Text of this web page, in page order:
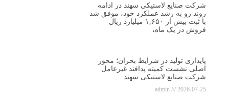
شرکت صنایع لاستیکی سهند در ادامه
روند رو به رشد عملکرد خود، موفق شد
با ثبت بیش از ۱,۶۵۰ میلیارد ریال
فروش در یک ماه،
پایداری تولید در شرایط بحران؛ محور
اصلی نشست کمیته پدافند غیرعامل
شرکت صنایع لاستیکی سهند
admin 2026-07-25